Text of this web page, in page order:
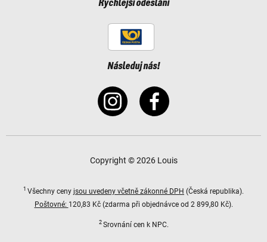
Rychlejší odeslání
Následuj nás!
Copyright © 2026 Louis
1 Všechny ceny jsou uvedeny včetně zákonné DPH (Česká republika).
Poštovné: 120,83 Kč (zdarma při objednávce od 2 899,80 Kč).
2 Srovnání cen k NPC.